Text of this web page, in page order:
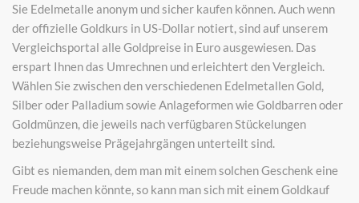
Sie Edelmetalle anonym und sicher kaufen können. Auch wenn
der offizielle Goldkurs in US-Dollar notiert, sind auf unserem
Vergleichsportal alle Goldpreise in Euro ausgewiesen. Das
erspart Ihnen das Umrechnen und erleichtert den Vergleich.
Wählen Sie zwischen den verschiedenen Edelmetallen Gold,
Silber oder Palladium sowie Anlageformen wie Goldbarren oder
Goldmünzen, die jeweils nach verfügbaren Stückelungen
beziehungsweise Prägejahrgängen unterteilt sind.
Gibt es niemanden, dem man mit einem solchen Geschenk eine
Freude machen könnte, so kann man sich mit einem Goldkauf